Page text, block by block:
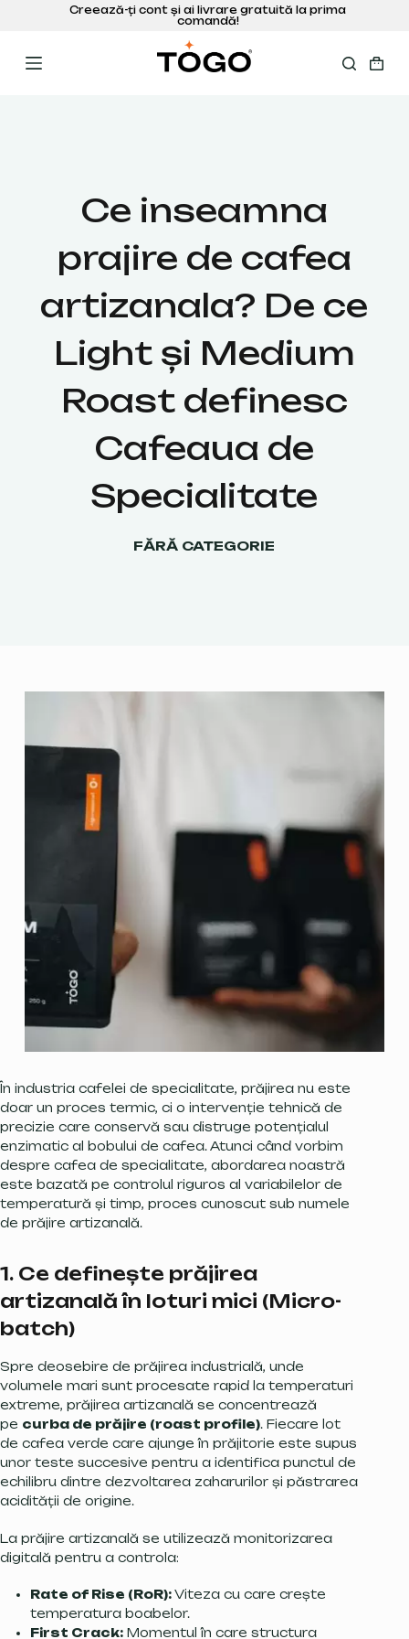
Ce inseamna
prajire de cafea
artizanala? De ce
Light și Medium
Roast definesc
Cafeaua de
Specialitate
FĂRĂ CATEGORIE
În industria cafelei de specialitate, prăjirea nu este
doar un proces termic, ci o intervenție tehnică de
precizie care conservă sau distruge potențialul
enzimatic al bobului de cafea. Atunci când vorbim
despre cafea de specialitate, abordarea noastră
este bazată pe controlul riguros al variabilelor de
temperatură și timp, proces cunoscut sub numele
de prăjire artizanală.
1. Ce definește prăjirea
artizanală în loturi mici (Micro-
batch)
Spre deosebire de prăjirea industrială, unde
volumele mari sunt procesate rapid la temperaturi
extreme, prăjirea artizanală se concentrează
pe curba de prăjire (roast profile). Fiecare lot
de cafea verde care ajunge în prăjitorie este supus
unor teste succesive pentru a identifica punctul de
echilibru dintre dezvoltarea zaharurilor și păstrarea
acidității de origine.
La prăjire artizanală se utilizează monitorizarea
digitală pentru a controla:
Rate of Rise (RoR):Viteza cu care crește
temperatura boabelor.
First Crack:Momentul în care structura